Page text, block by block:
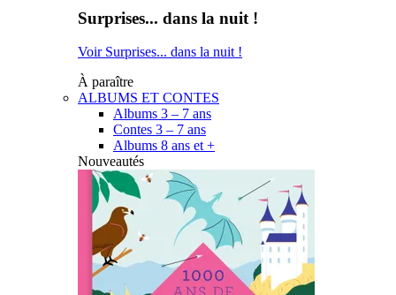
Surprises... dans la nuit !
Voir Surprises... dans la nuit !
À paraître
ALBUMS ET CONTES
Albums 3 – 7 ans
Contes 3 – 7 ans
Albums 8 ans et +
Nouveautés